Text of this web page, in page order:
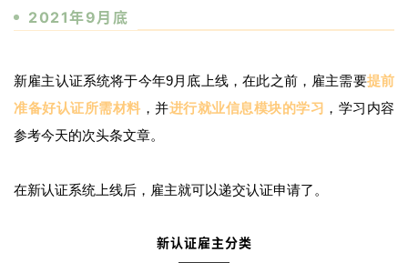
我
2021年9月底
新雇主认证系统将于今年9月底上线，在此之前，雇主需要提前
准备好认证所需材料 ，并进行就业信息模块的学习 ，学习内容
参考今天的次头条文章。
在新认证系统上线后，雇主就可以递交认证申请了。
新认证雇主分类